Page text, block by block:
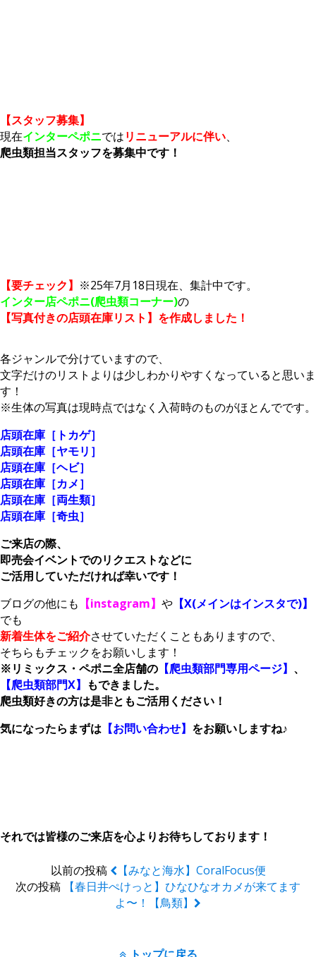
【スタッフ募集】
現在インターペポニではリニューアルに伴い、
爬虫類担当スタッフを募集中です！
【要チェック】 ※25年7月18日現在、集計中です。
インター店ペポニ(爬虫類コーナー)の
【写真付きの店頭在庫リスト】を作成しました！
各ジャンルで分けていますので、
文字だけのリストよりは少しわかりやすくなっていると思いま
す！
※生体の写真は現時点ではなく入荷時のものがほとんでです。
店頭在庫［トカゲ］
店頭在庫［ヤモリ］
店頭在庫［ヘビ］
店頭在庫［カメ］
店頭在庫［両生類］
店頭在庫［奇虫］
ご来店の際、
即売会イベントでのリクエストなどに
ご活用していただければ幸いです！
ブログの他にも 【instagram】 や 【X(メインはインスタで)】
でも
新着生体をご紹介させていただくこともありますので、
そちらもチェックをお願いします！
※リミックス・ペポニ全店舗の 【爬虫類部門専用ページ】 、
【爬虫類部門X】
もできました。
爬虫類好きの方は是非ともご活用ください！
気になったらまずは 【お問い合わせ】 をお願いしますね♪
それでは皆様のご来店を心よりお待ちしております！
以前の投稿
【みなと海水】CoralFocus便
次の投稿
【春日井ぺけっと】ひなひなオカメが来てます
よ〜！【鳥類】